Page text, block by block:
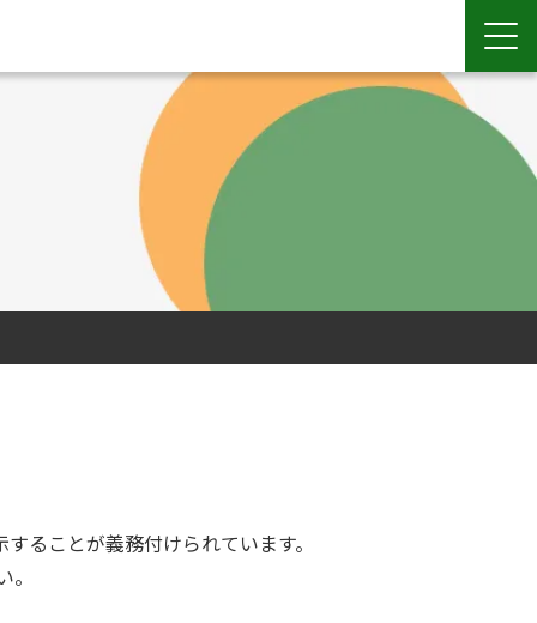
ることが義務付けられています。